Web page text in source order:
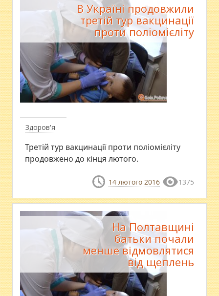
Здоров'я
В Україні продовжили
третій тур вакцинації
проти поліомієліту
Третій тур вакцинації проти поліомієліту
продовжено до кінця лютого.
14 лютого 2016 1375
На Полтавщині
батьки почали
менше відмовлятися
від щеплень